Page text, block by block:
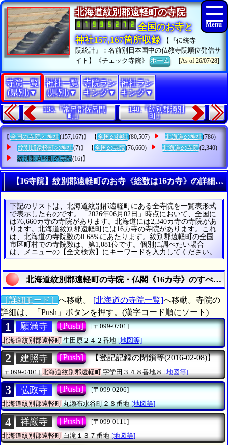
北海道紋別郡遠軽町の寺院
全国のお寺と
神社157,167箇所収録
【『伝統寺
院統計』：名前別日本国中の仏教寺院順位発信サ
イト】《チェック寺院》ホーム [As of 26/07/28]
寺院一覧
(県別)▼
神社一覧
(県別)▼
寺院ラン
キング▼
神社ラン
キング▼
138.『常呂郡佐呂間
町』
140.『紋別郡湧別
町』
【 全国の寺院と神社(157,167)】 【 全国の神社(80,507) 北海道の神社(786)
紋別郡遠軽町の神社(7)】 【 全国の寺院(76,660) 北海道の寺院(2,340)
紋別郡遠軽町の寺院(16)】
【16寺院】紋別郡遠軽町のお寺《総数は16カ寺》の詳細リ
下記のリストは、北海道紋別郡遠軽町にある全寺院を一覧表形式
で表示したものです。「2026年06月02日」時点において、全国に
は76,660カ寺の寺院があります。北海道には2,340カ寺の寺院があ
ります。北海道紋別郡遠軽町には16カ寺の寺院があります。これ
は、北海道の寺院数の0.68%にあたります。紋別郡遠軽町の全国
市区町村での寺院数は、第1,081位です。個別に調べたい場合
は、メニューの【全文検索】にキーワードを入力してください。
北海道紋別郡遠軽町の寺院・仏閣《16カ寺》のすべて
〔詳細モード〕 へ移動。 [北海道の寺院一覧]へ移動。寺院の
詳細は、「Push」ボタンを押す。(漢字コード順にソート)
1 願満寺 [Push]
[〒099-0701]
北海道紋別郡遠軽町生田原２４２番地 [地図等]
2 建照寺 [Push] 【登記記録の閉鎖等(2016-02-08)】
[〒099-0401] 北海道紋別郡遠軽町字学田３４８番地８ [地図等]
3 弘政寺 [Push]
[〒099-0206]
北海道紋別郡遠軽町丸瀬布水谷町２８番地 [地図等]
4 祥巖寺 [Push]
[〒099-0111]
北海道紋別郡遠軽町 白滝１３７番地 [地図等]